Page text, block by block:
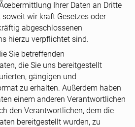
Ihrer Daten an Dritte
wir kraft Gesetzes oder
abgeschlossenen
hierzu verpflichtet sind.
Sie betreffenden
die Sie uns bereitgestellt
gängigen und
zu erhalten. Außerdem haben
einem anderen Verantwortlichen
den Verantwortlichen, dem die
bereitgestellt wurden, zu